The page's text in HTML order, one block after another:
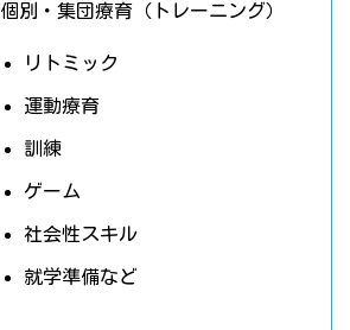
個別・集団療育（トレーニング）
リトミック
運動療育
訓練
ゲーム
社会性スキル
就学準備など